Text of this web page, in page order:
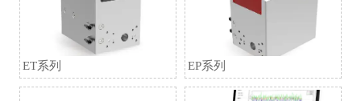
ET系列 EP系列